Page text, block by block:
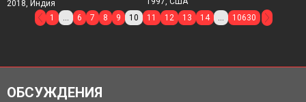
2018, Индия
1
... 6 7 8 9 10 11 12 13 14 ... 10630
ОБСУЖДЕНИЯ